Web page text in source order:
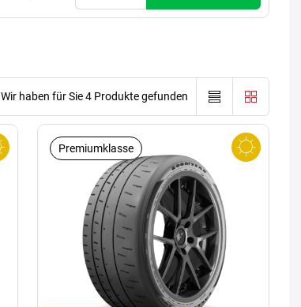
Wir haben für Sie 4 Produkte gefunden
Premiumklasse